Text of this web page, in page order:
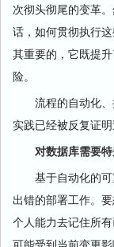
次彻头彻尾的变革
话，如何贯彻执行
其重要的，它既提
险。
流程的自动化、
实践已经被反复证
对数据库需要
基于自动化的可
出错的部署工作。
个人能力去记住所
可能受到当前变更